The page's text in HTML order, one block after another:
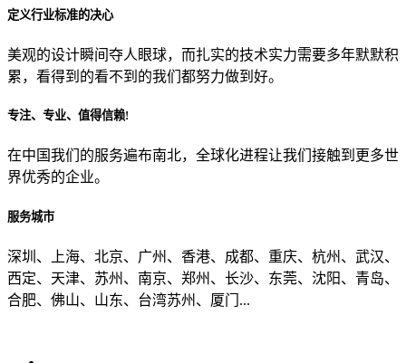
贵公司的团队规模是？
目前主要的营销渠道是？
定义行业标准的决心
美观的设计瞬间夺人眼球，而扎实的技术实力需要多年默默积
累，看得到的看不到的我们都努力做到好。
专注、专业、值得信赖!
在中国我们的服务遍布南北，全球化进程让我们接触到更多世
界优秀的企业。
服务城市
深圳、上海、北京、广州、香港、成都、重庆、杭州、武汉、
西定、天津、苏州、南京、郑州、长沙、东莞、沈阳、青岛、
合肥、佛山、山东、台湾苏州、厦门...